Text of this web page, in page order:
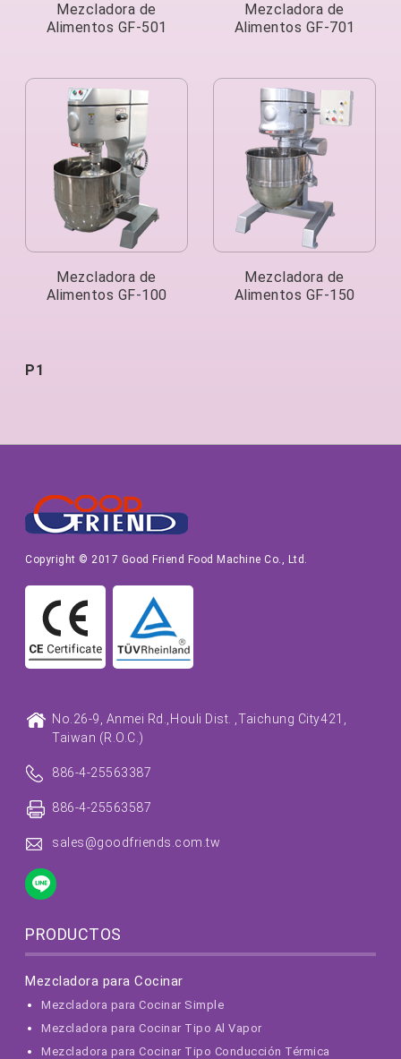
Mezcladora de
Alimentos GF-501
Mezcladora de
Alimentos GF-701
Mezcladora de
Alimentos GF-100
Mezcladora de
Alimentos GF-150
P1
Copyright © 2017 Good Friend Food Machine Co., Ltd.
No.26-9, Anmei Rd.,Houli Dist. , Taichung City421,
Taiwan (R.O.C.)
886-4-25563387
886-4-25563587
sales@goodfriends.com.tw
PRODUCTOS
Mezcladora para Cocinar
Mezcladora para Cocinar Simple
Mezcladora para Cocinar Tipo Al Vapor
Mezcladora para Cocinar Tipo Conducción Térmica